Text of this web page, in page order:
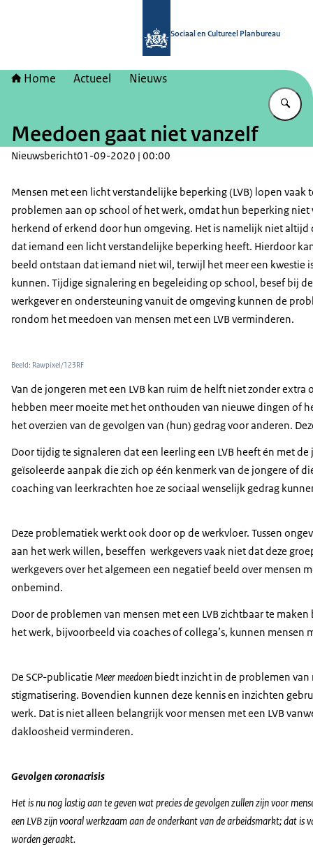
Sociaal en Cultureel Planbureau
Home Actueel Nieuws
Meedoen gaat niet vanzelf
Nieuwsbericht01-09-2020 | 00:00
Mensen met een licht verstandelijke beperking (LVB) lopen vaak
problemen aan op school of het werk, omdat hun beperking niet
herkend of erkend door hun omgeving. Het is namelijk niet
dat iemand een licht verstandelijke beperking heeft. Hierdoor
beeld ontstaan dat iemand niet wil, terwijl het meer een kwestie
kunnen. Tijdige signalering en begeleiding op school, besef bij de
werkgever en ondersteuning vanuit de omgeving kunnen de
rondom het meedoen van mensen met een LVB verminderen.
Beeld: Rawpixel/123RF
Van de jongeren met een LVB kan ruim de helft niet zonder
hebben meer moeite met het onthouden van nieuwe dingen of
het overzien van de gevolgen van (hun) gedrag voor anderen.
Door tijdig te signaleren dat een leerling een LVB heeft én met
geïsoleerde aanpak die zich op één kenmerk van de jongere of
coaching van leerkrachten hoe ze sociaal wenselijk gedrag
Deze problematiek werkt ook door op de werkvloer. Tussen
aan het werk willen, beseffen werkgevers vaak niet dat deze
werkgevers over het algemeen een negatief beeld over mensen
onbemind.
Door de problemen van mensen met een LVB zichtbaar te
het werk, bijvoorbeeld via coaches of collega’s, kunnen mensen
De SCP-publicatie Meer meedoen biedt inzicht in de problemen
stigmatisering. Bovendien kunnen deze kennis en inzichten
werk. Dat is niet alleen belangrijk voor mensen met een LVB
dakloosheid verminderen.
Gevolgen coronacrisis
Het is nu nog lastig aan te geven wat precies de gevolgen zullen zijn voor
een LVB zijn vooral werkzaam aan de onderkant van de arbeidsmarkt; dat is
worden geraakt.